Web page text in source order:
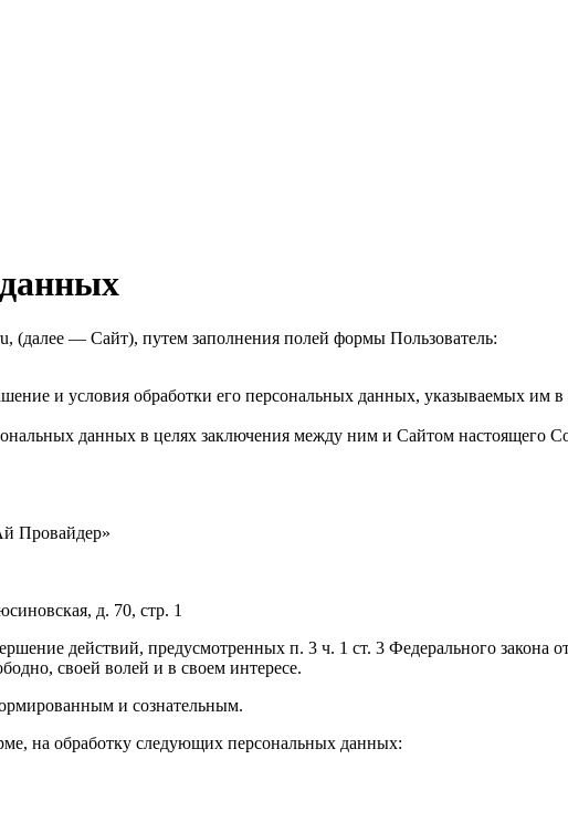
(далее — Сайт), путем заполнения полей формы Пользователь:
и условия обработки его персональных данных, указываемых им
данных в целях заключения между ним и Сайтом настоящего
Провайдер»
д. 70, стр. 1
действий, предусмотренных п. 3 ч. 1 ст. 3 Федерального закона
своей волей и в своем интересе.
и сознательным.
на обработку следующих персональных данных: